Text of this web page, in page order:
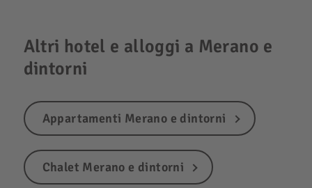
Altri hotel e alloggi a Merano e
dintorni
Appartamenti Merano e dintorni
Chalet Merano e dintorni